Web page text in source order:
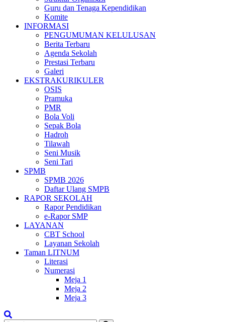
Guru dan Tenaga Kependidikan
Komite
INFORMASI
PENGUMUMAN KELULUSAN
Berita Terbaru
Agenda Sekolah
Prestasi Terbaru
Galeri
EKSTRAKURIKULER
OSIS
Pramuka
PMR
Bola Voli
Sepak Bola
Hadroh
Tilawah
Seni Musik
Seni Tari
SPMB
SPMB 2026
Daftar Ulang SMPB
RAPOR SEKOLAH
Rapor Pendidikan
e-Rapor SMP
LAYANAN
CBT School
Layanan Sekolah
Taman LITNUM
Literasi
Numerasi
Meja 1
Meja 2
Meja 3